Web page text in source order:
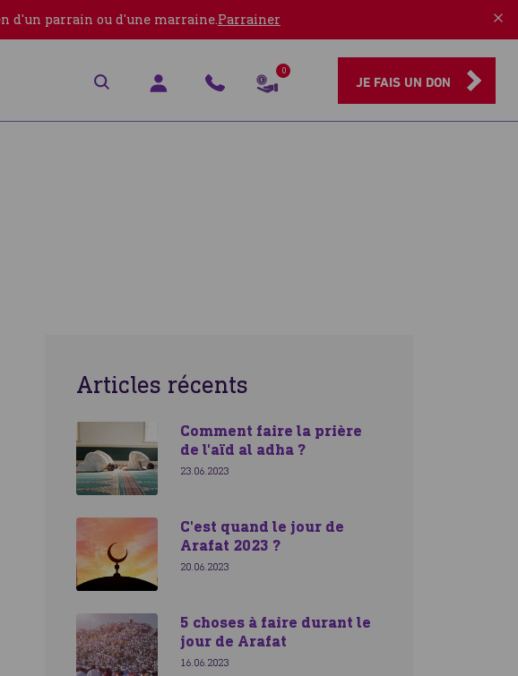
d'un parrain ou d'une marraine.Parrainer
0
JE FAIS UN DON
Articles récents
Comment faire la prière
de l'aïd al adha ?
23.06.2023
C'est quand le jour de
Arafat 2023 ?
20.06.2023
5 choses à faire durant le
jour de Arafat
16.06.2023